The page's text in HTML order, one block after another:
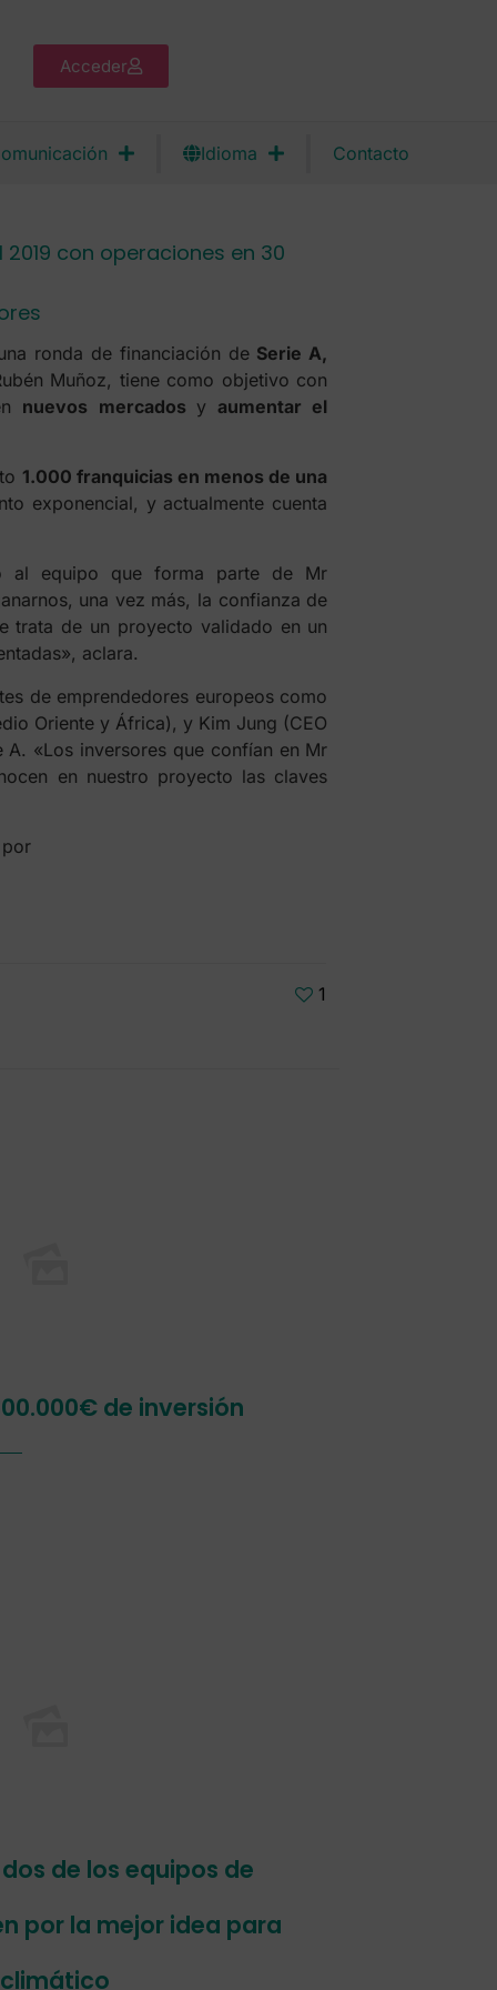
Acceder
Idioma Contacto
con operaciones en 30
ronda de financiación de Serie A,
Muñoz, tiene como objetivo con
nuevos mercados y aumentar el
1.000 franquicias en menos de una
exponencial, y actualmente cuenta
al equipo que forma parte de Mr
una vez más, la confianza de
trata de un proyecto validado en un
aclara.
de emprendedores europeos como
Oriente y África), y Kim Jung (CEO
«Los inversores que confían en Mr
en nuestro proyecto las claves
1
de inversión
de los equipos de
por la mejor idea para